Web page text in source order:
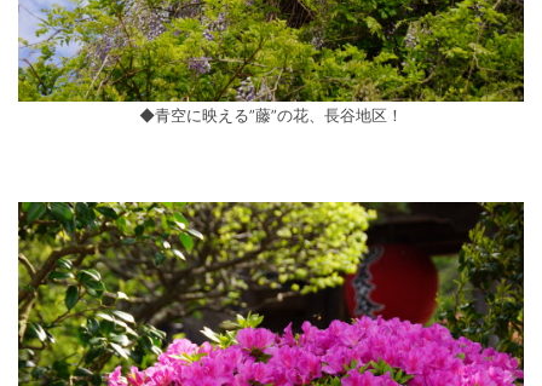
◆青空に映える”藤”の花、長谷地区！